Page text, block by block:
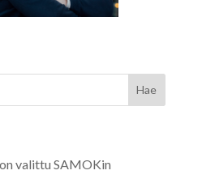
valittu SAMOKin